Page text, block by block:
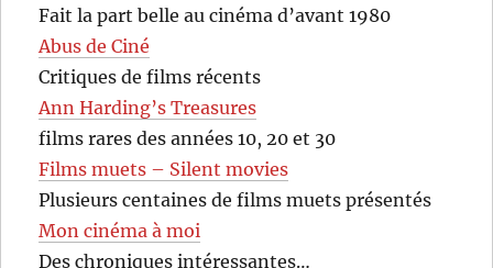
Fait la part belle au cinéma d’avant 1980
Abus de Ciné
Critiques de films récents
Ann Harding’s Treasures
films rares des années 10, 20 et 30
Films muets – Silent movies
Plusieurs centaines de films muets présentés
Mon cinéma à moi
Des chroniques intéressantes…